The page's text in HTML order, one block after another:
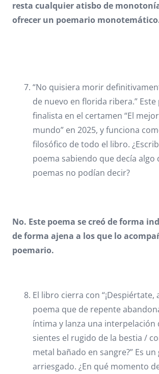
resta cualquier atisbo de
ofrecer un poemario
“No quisiera morir
de nuevo en florida ribera.” Este
finalista en el certamen “El
mundo” en 2025, y funciona
filosófico de todo el libro.
poema sabiendo que decía algo
poemas no podían decir?
No. Este poema se creó de forma
de forma ajena a los que lo
poemario.
El libro cierra con “¡Despiértate,
poema que de repente
íntima y lanza una interpelación
sientes el rugido de la bestia /
metal bañado en sangre?” Es un
arriesgado. ¿En qué momento